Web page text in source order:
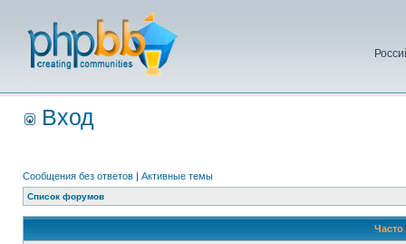
Вход
Сообщения без ответов | Активные темы
Список форумов